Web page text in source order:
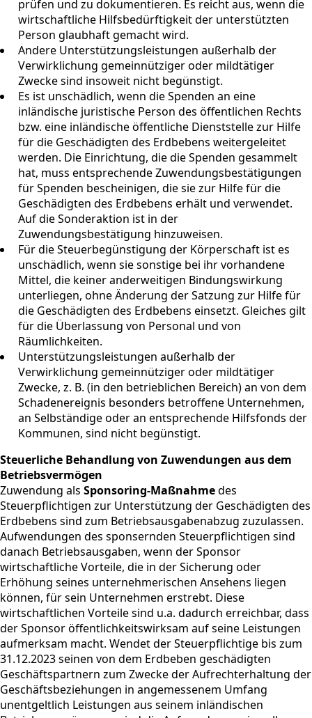
prüfen und zu dokumentieren. Es reicht aus, wenn die
wirtschaftliche Hilfsbedürftigkeit der unterstützten
Person glaubhaft gemacht wird.
Andere Unterstützungsleistungen außerhalb der
Verwirklichung gemeinnütziger oder mildtätiger
Zwecke sind insoweit nicht begünstigt.
Es ist unschädlich, wenn die Spenden an eine
inländische juristische Person des öffentlichen Rechts
bzw. eine inländische öffentliche Dienststelle zur Hilfe
für die Geschädigten des Erdbebens weitergeleitet
werden. Die Einrichtung, die die Spenden gesammelt
hat, muss entsprechende Zuwendungsbestätigungen
für Spenden bescheinigen, die sie zur Hilfe für die
Geschädigten des Erdbebens erhält und verwendet.
Auf die Sonderaktion ist in der
Zuwendungsbestätigung hinzuweisen.
Für die Steuerbegünstigung der Körperschaft ist es
unschädlich, wenn sie sonstige bei ihr vorhandene
Mittel, die keiner anderweitigen Bindungswirkung
unterliegen, ohne Änderung der Satzung zur Hilfe für
die Geschädigten des Erdbebens einsetzt. Gleiches gilt
für die Überlassung von Personal und von
Räumlichkeiten.
Unterstützungsleistungen außerhalb der
Verwirklichung gemeinnütziger oder mildtätiger
Zwecke, z. B. (in den betrieblichen Bereich) an von dem
Schadenereignis besonders betroffene Unternehmen,
an Selbständige oder an entsprechende Hilfsfonds der
Kommunen, sind nicht begünstigt.
Steuerliche Behandlung von Zuwendungen aus dem
Betriebsvermögen
Zuwendung als Sponsoring-Maßnahmedes
Steuerpflichtigen zur Unterstützung der Geschädigten des
Erdbebens sind zum Betriebsausgabenabzug zuzulassen.
Aufwendungen des sponsernden Steuerpflichtigen sind
danach Betriebsausgaben, wenn der Sponsor
wirtschaftliche Vorteile, die in der Sicherung oder
Erhöhung seines unternehmerischen Ansehens liegen
können, für sein Unternehmen erstrebt. Diese
wirtschaftlichen Vorteile sind u.a. dadurch erreichbar, dass
der Sponsor öffentlichkeitswirksam auf seine Leistungen
aufmerksam macht. Wendet der Steuerpflichtige bis zum
31.12.2023 seinen von dem Erdbeben geschädigten
Geschäftspartnern zum Zwecke der Aufrechterhaltung der
Geschäftsbeziehungen in angemessenem Umfang
unentgeltlich Leistungen aus seinem inländischen